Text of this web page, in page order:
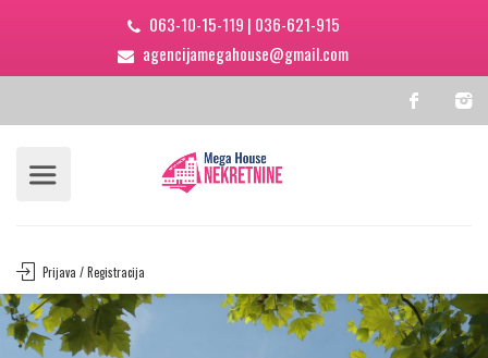
063-10-15-119 | 036-621-915
agencijamegahouse@gmail.com
Prijava / Registracija